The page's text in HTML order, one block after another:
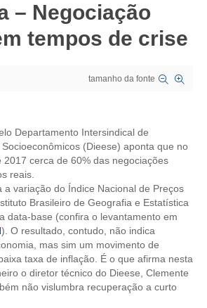
TECNOLOGIA
ENGENHEIRA
E DISSÍDIOS
– Negociação
tempos de crise
tamanho da fonte
Departamento Intersindical de
(Dieese) aponta que no
2017 cerca de 60% das negociações
reais.
a variação do Índice Nacional de Preços
Brasileiro de Geografia e Estatística
data-base (confira o levantamento em
). O resultado, contudo, não indica
mas sim um movimento de
taxa de inflação. É o que afirma nesta
o diretor técnico do Dieese, Clemente
não vislumbra recuperação a curto